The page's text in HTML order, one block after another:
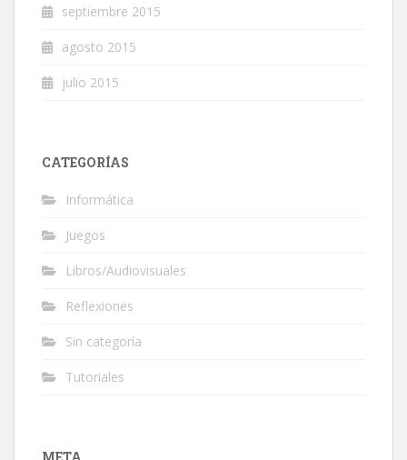
septiembre 2015
agosto 2015
julio 2015
CATEGORÍAS
Informática
Juegos
Libros/Audiovisuales
Reflexiones
Sin categoría
Tutoriales